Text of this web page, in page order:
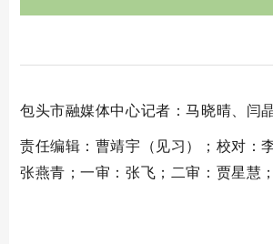
包头市融媒体中心记者：马晓晴、闫
责任编辑：曹靖宇（见习）；校对：
张燕青；一审：张飞；二审：贾星慧